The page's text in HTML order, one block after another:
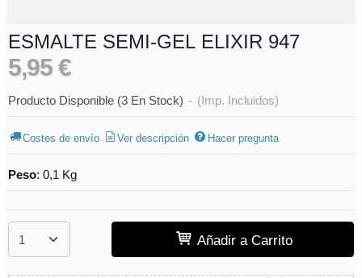
ESMALTE SEMI-GEL ELIXIR 947
5,95 €
Producto Disponible (3 En Stock) - (Imp. Incluidos)
Costes de envío Ver descripción Hacer pregunta
Peso: 0,1 Kg
Añadir a Carrito